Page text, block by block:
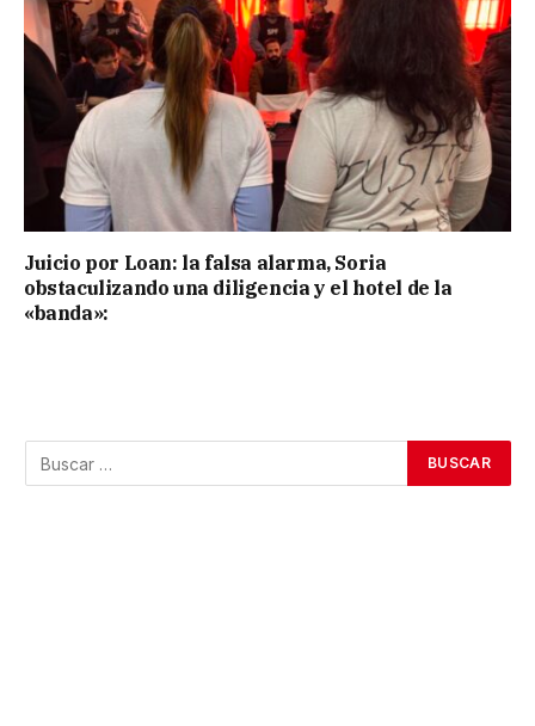
Juicio por Loan: la falsa alarma, Soria
obstaculizando una diligencia y el hotel de la
«banda»: